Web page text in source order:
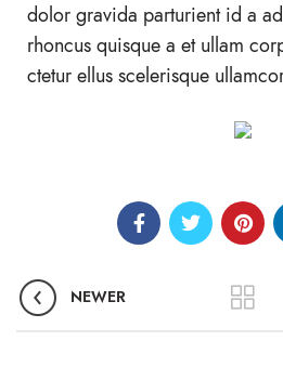
dolor gravida parturient id a
rhoncus quisque a et ullam
ctetur ellus scelerisque
NEWER